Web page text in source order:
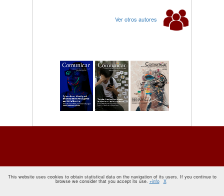
Ver otros autores
This website uses cookies to obtain statistical data on the navigation of its users. If you continue to
browse we consider that you accept its use. +info X